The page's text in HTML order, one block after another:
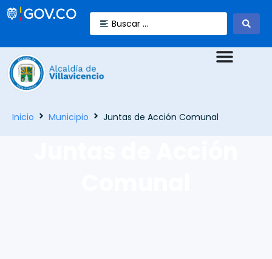
Inicio Municipio Juntas de Acción Comunal